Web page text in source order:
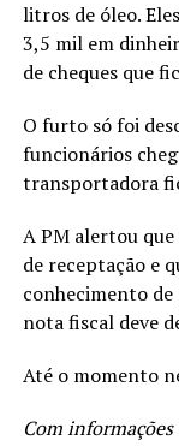
litros de óleo.
3,5 mil em
de cheques que
O furto só foi
funcionários
transportadora
A PM alertou
de receptação e
conhecimento de
nota fiscal deve
Até o momento
Com